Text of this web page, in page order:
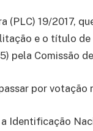
(PLC) 19/2017,
e o título
pela Comissão
por votação
Identificação